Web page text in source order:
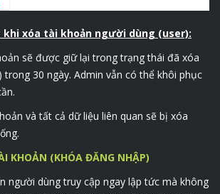
xóa tài khoản người dùng (user):
sẽ được giữ lại trong trạng thái đã xóa
30 ngày. Admin vẫn có thể khôi phục
và tất cả dữ liệu liên quan sẽ bị xóa
KHOẢN (KHÓA ĐĂNG NHẬP)
người dùng truy cập ngay lập tức mà không